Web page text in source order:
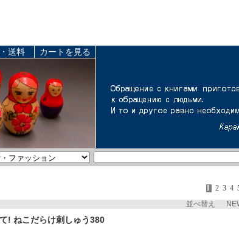
送料 カートを見る
1 2 3 4
並べ替え
! ねこだらけ刺しゅう380